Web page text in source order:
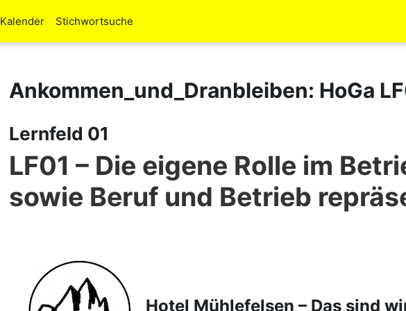
Kalender Stichwortsuche
Ankommen_und_Dranbleiben: HoGa
Lernfeld 01
LF01 – Die eigene Rolle im
sowie Beruf und Betrieb
Hotel Mühlefelsen – Das sind